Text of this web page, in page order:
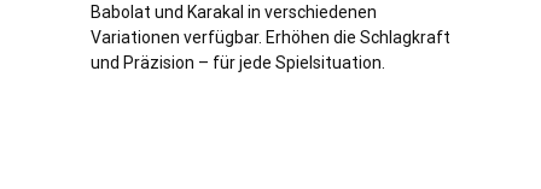
Babolat und Karakal in verschiedenen
Variationen verfügbar. Erhöhen die Schlagkraft
und Präzision – für jede Spielsituation.